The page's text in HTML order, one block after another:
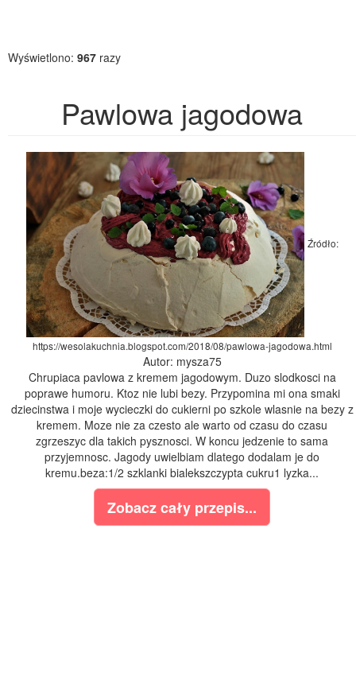
Wyświetlono: 967 razy
Pawlowa jagodowa
Źródło:
https://wesolakuchnia.blogspot.com/2018/08/pawlowa-jagodowa.html
Autor: mysza75
Chrupiaca pavlowa z kremem jagodowym. Duzo slodkosci na
poprawe humoru. Ktoz nie lubi bezy. Przypomina mi ona smaki
dziecinstwa i moje wycieczki do cukierni po szkole wlasnie na bezy z
kremem. Moze nie za czesto ale warto od czasu do czasu
zgrzeszyc dla takich pysznosci. W koncu jedzenie to sama
przyjemnosc. Jagody uwielbiam dlatego dodalam je do
kremu.beza:1/2 szklanki bialekszczypta cukru1 lyzka...
Zobacz cały przepis...